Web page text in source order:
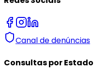
Canal de denúncias
Consultas por Estado